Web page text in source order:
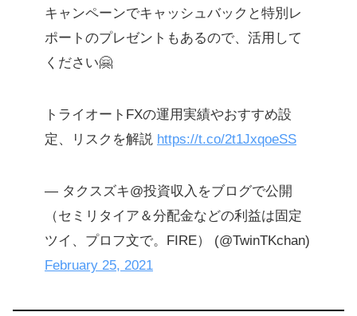
キャンペーンでキャッシュバックと特別レ
ポートのプレゼントもあるので、活用して
ください🤗
トライオートFXの運用実績やおすすめ設
定、リスクを解説 https://t.co/2t1JxqoeSS
— タクスズキ@投資収入をブログで公開
（セミリタイア＆分配金などの利益は固定
ツイ、プロフ文で。FIRE） (@TwinTKchan)
February 25, 2021